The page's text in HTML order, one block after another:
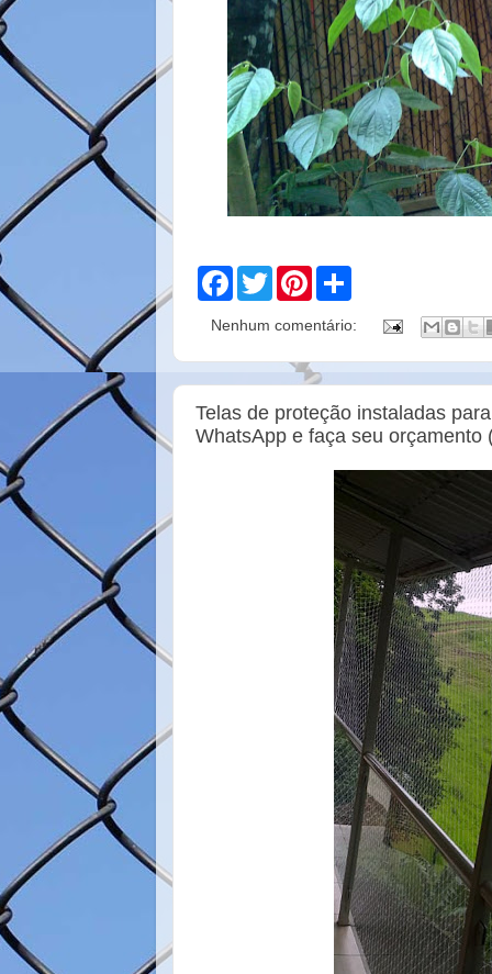
F
e
o
T
w
t
e
P
t
r
e
t
r
Nenhum comentário:
Telas de proteção instaladas
WhatsApp e faça seu orçamento